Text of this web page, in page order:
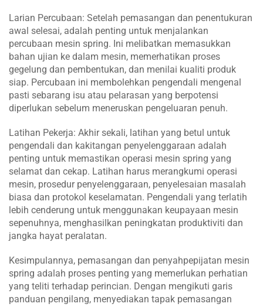
Larian Percubaan: Setelah pemasangan dan penentukuran
awal selesai, adalah penting untuk menjalankan
percubaan mesin spring. Ini melibatkan memasukkan
bahan ujian ke dalam mesin, memerhatikan proses
gegelung dan pembentukan, dan menilai kualiti produk
siap. Percubaan ini membolehkan pengendali mengenal
pasti sebarang isu atau pelarasan yang berpotensi
diperlukan sebelum meneruskan pengeluaran penuh.
Latihan Pekerja: Akhir sekali, latihan yang betul untuk
pengendali dan kakitangan penyelenggaraan adalah
penting untuk memastikan operasi mesin spring yang
selamat dan cekap. Latihan harus merangkumi operasi
mesin, prosedur penyelenggaraan, penyelesaian masalah
biasa dan protokol keselamatan. Pengendali yang terlatih
lebih cenderung untuk menggunakan keupayaan mesin
sepenuhnya, menghasilkan peningkatan produktiviti dan
jangka hayat peralatan.
Kesimpulannya, pemasangan dan penyahpepijatan mesin
spring adalah proses penting yang memerlukan perhatian
yang teliti terhadap perincian. Dengan mengikuti garis
panduan pengilang, menyediakan tapak pemasangan